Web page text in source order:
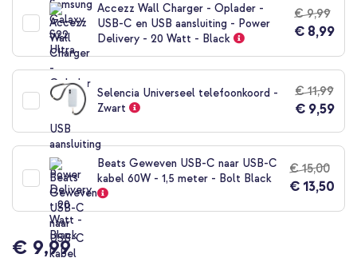
Accezz Wall Charger - Oplader -
USB-C en USB aansluiting - Power
Delivery - 20 Watt - Black
€ 9,99
€ 8,99
Selencia Universeel telefoonkoord -
Zwart
€ 11,99
€ 9,59
Beats Geweven USB-C naar USB-C
kabel 60W - 1,5 meter - Bolt Black
€ 15,00
€ 13,50
€ 9,99